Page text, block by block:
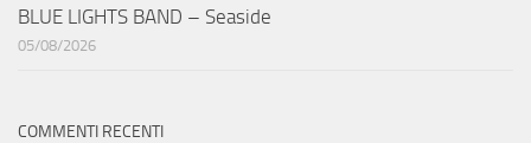
BLUE LIGHTS BAND – Seaside
05/08/2026
COMMENTI RECENTI